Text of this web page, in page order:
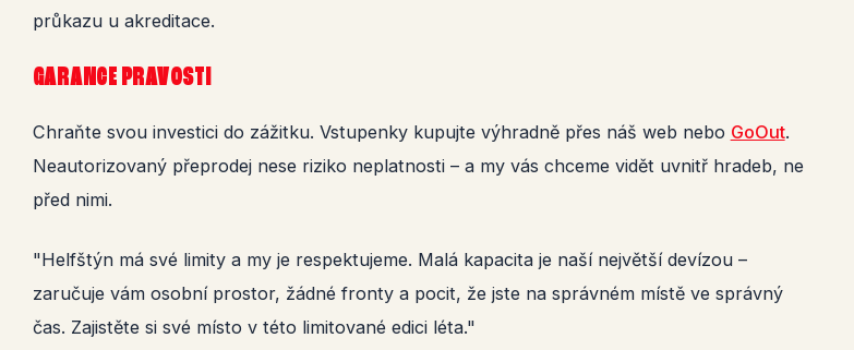
průkazu u akreditace.
GARANCE PRAVOSTI
Chraňte svou investici do zážitku. Vstupenky kupujte výhradně přes náš web nebo GoOut.
Neautorizovaný přeprodej nese riziko neplatnosti – a my vás chceme vidět uvnitř hradeb, ne
před nimi.
"Helfštýn má své limity a my je respektujeme. Malá kapacita je naší největší devízou –
zaručuje vám osobní prostor, žádné fronty a pocit, že jste na správném místě ve správný
čas. Zajistěte si své místo v této limitované edici léta."